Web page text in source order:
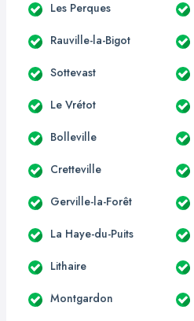
Les Perques
Rauville-la-Bigot
Sottevast
Le Vrétot
Bolleville
Cretteville
Gerville-la-Forêt
La Haye-du-Puits
Lithaire
Montgardon